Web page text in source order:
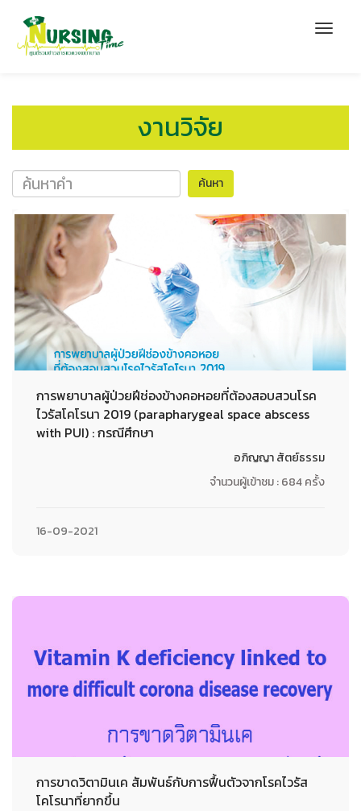
งานวิจัย
ค้นหา
การพยาบาลผู้ป่วยฝีช่องข้างคอหอยที่ต้องสอบสวนโรค
ไวรัสโคโรนา 2019 (parapharygeal space abscess
with PUI) : กรณีศึกษา
อภิญญา สัตย์ธรรม
จำนวนผู้เข้าชม : 684 ครั้ง
16-09-2021
การขาดวิตามินเค สัมพันธ์กับการฟื้นตัวจากโรคไวรัส
โคโรนาที่ยากขึ้น